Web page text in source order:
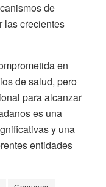
de
las crecientes
en
de salud, pero
para alcanzar
es una
y una
entidades